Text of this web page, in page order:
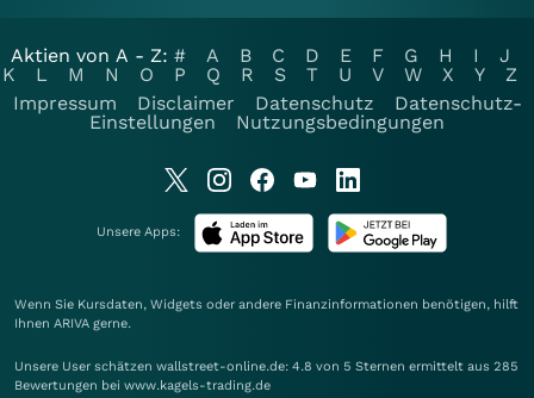
Aktien von A - Z: # A B C D E F G H I
J
K
L M N O P Q R S T U V W X Y
Z
Impressum
Disclaimer Datenschutz
Datenschutz-
Einstellungen
Nutzungsbedingungen
Unsere Apps:
Wenn Sie Kursdaten, Widgets oder andere Finanzinformationen benötigen, hilft
Ihnen ARIVA gerne.
Unsere User schätzen wallstreet-online.de: 4.8 von 5 Sternen ermittelt aus 285
Bewertungen bei www.kagels-trading.de